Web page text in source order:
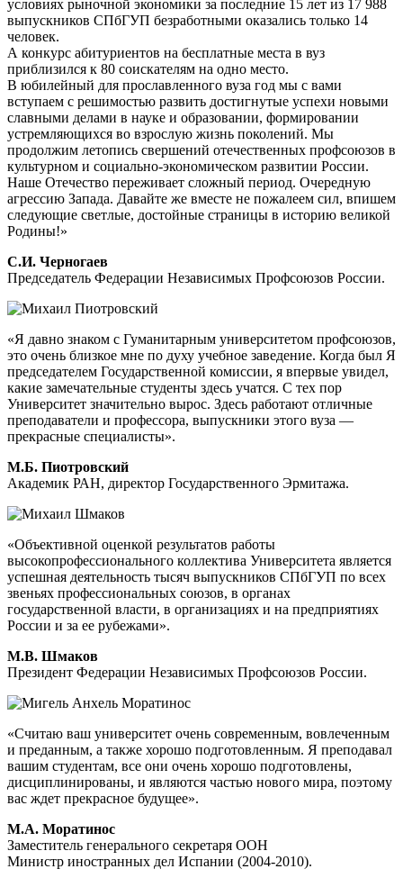
условиях рыночной экономики за последние 15 лет из 17 988
выпускников СПбГУП безработными оказались только 14
человек.
А конкурс абитуриентов на бесплатные места в вуз
приблизился к 80 соискателям на одно место.
В юбилейный для прославленного вуза год мы с вами
вступаем с решимостью развить достигнутые успехи новыми
славными делами в науке и образовании, формировании
устремляющихся во взрослую жизнь поколений. Мы
продолжим летопись свершений отечественных профсоюзов в
культурном и социально-экономическом развитии России.
Наше Отечество переживает сложный период. Очередную
агрессию Запада. Давайте же вместе не пожалеем сил, впишем
следующие светлые, достойные страницы в историю великой
Родины!»
С.И. Черногаев
Председатель Федерации Независимых Профсоюзов России.
«Я давно знаком с Гуманитарным университетом профсоюзов,
это очень близкое мне по духу учебное заведение. Когда был Я
председателем Государственной комиссии, я впервые увидел,
какие замечательные студенты здесь учатся. С тех пор
Университет значительно вырос. Здесь работают отличные
преподаватели и профессора, выпускники этого вуза —
прекрасные специалисты».
М.Б. Пиотровский
Академик РАН, директор Государственного Эрмитажа.
«Объективной оценкой результатов работы
высокопрофессионального коллектива Университета является
успешная деятельность тысяч выпускников СПбГУП по всех
звеньях профессиональных союзов, в органах
государственной власти, в организациях и на предприятиях
России и за ее рубежами».
М.В. Шмаков
Президент Федерации Независимых Профсоюзов России.
«Считаю ваш университет очень современным, вовлеченным
и преданным, а также хорошо подготовленным. Я преподавал
вашим студентам, все они очень хорошо подготовлены,
дисциплинированы, и являются частью нового мира, поэтому
вас ждет прекрасное будущее».
М.А. Моратинос
Заместитель генерального секретаря ООН
Министр иностранных дел Испании (2004-2010).